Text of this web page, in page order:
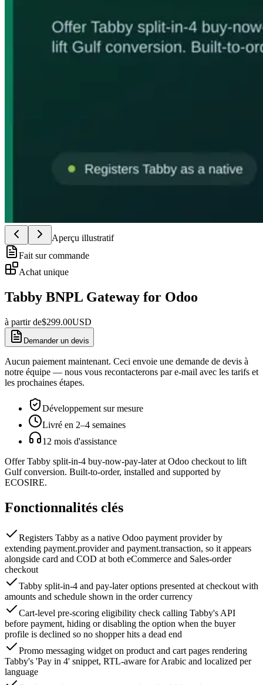
Aperçu illustratif
Fait sur commande
Achat unique
Tabby BNPL Gateway for Odoo
à partir de$299.00USD
Demander un devis
Aucun paiement maintenant. Ceci envoie une demande de devis à
notre équipe — nous vous recontacterons par e-mail avec les tarifs et
les prochaines étapes.
Développement sur mesure
Livré en 2–4 semaines
12 mois d'assistance
Offer Tabby split-in-4 buy-now-pay-later at Odoo checkout to lift
Gulf conversion. Built-to-order, installed and supported by
ECOSIRE.
Fonctionnalités clés
Registers Tabby as a native Odoo payment provider by
extending payment.provider and payment.transaction, so it appears
alongside card and COD at both eCommerce and Sales-order
checkout
Tabby split-in-4 and pay-later options presented at checkout with
amounts and schedule shown in the order currency
Cart-level pre-scoring eligibility check calling Tabby's API
before payment, hiding or disabling the option when the buyer
profile is declined so no shopper hits a dead end
Promo messaging widget on product and cart pages rendering
Tabby's 'Pay in 4' snippet, RTL-aware for Arabic and localized per
language